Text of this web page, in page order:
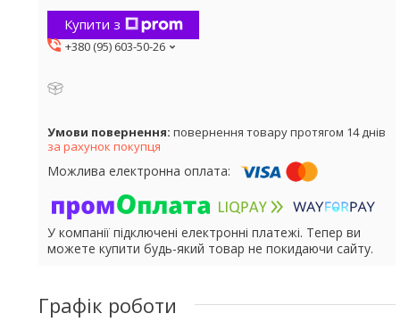
Купити з
+380 (95) 603-50-26
повернення товару протягом 14 днів
за рахунок покупця
У компанії підключені електронні платежі. Тепер ви
можете купити будь-який товар не покидаючи сайту.
Графік роботи